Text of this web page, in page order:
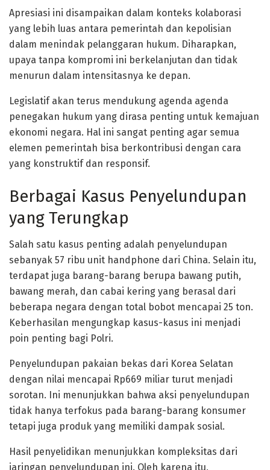
Apresiasi ini disampaikan dalam konteks kolaborasi
yang lebih luas antara pemerintah dan kepolisian
dalam menindak pelanggaran hukum. Diharapkan,
upaya tanpa kompromi ini berkelanjutan dan tidak
menurun dalam intensitasnya ke depan.
Legislatif akan terus mendukung agenda agenda
penegakan hukum yang dirasa penting untuk kemajuan
ekonomi negara. Hal ini sangat penting agar semua
elemen pemerintah bisa berkontribusi dengan cara
yang konstruktif dan responsif.
Berbagai Kasus Penyelundupan
yang Terungkap
Salah satu kasus penting adalah penyelundupan
sebanyak 57 ribu unit handphone dari China. Selain itu,
terdapat juga barang-barang berupa bawang putih,
bawang merah, dan cabai kering yang berasal dari
beberapa negara dengan total bobot mencapai 25 ton.
Keberhasilan mengungkap kasus-kasus ini menjadi
poin penting bagi Polri.
Penyelundupan pakaian bekas dari Korea Selatan
dengan nilai mencapai Rp669 miliar turut menjadi
sorotan. Ini menunjukkan bahwa aksi penyelundupan
tidak hanya terfokus pada barang-barang konsumer
tetapi juga produk yang memiliki dampak sosial.
Hasil penyelidikan menunjukkan kompleksitas dari
jaringan penyelundupan ini. Oleh karena itu,